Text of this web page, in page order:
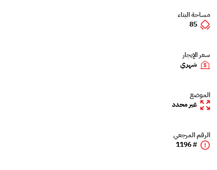
مساحة البناء
85
سعر الإيجار
شهري
الموضع
غير محدد
الرقم المرجعي
# 1196